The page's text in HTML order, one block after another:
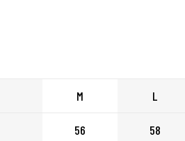
M L
56 58